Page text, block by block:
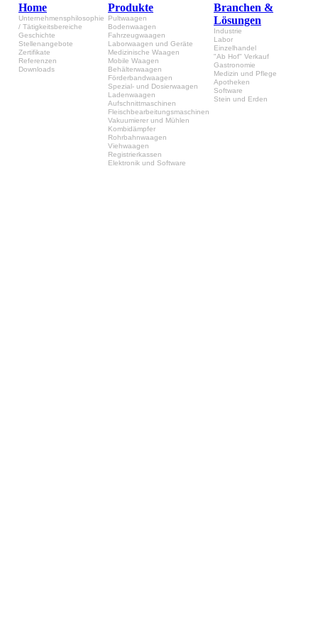
Home
Unternehmensphilosophie
/ Tätigkeitsbereiche
Geschichte
Stellenangebote
Zertifikate
Referenzen
Downloads
Produkte
Pultwaagen
Bodenwaagen
Fahrzeugwaagen
Laborwaagen und Geräte
Medizinische Waagen
Mobile Waagen
Behälterwaagen
Förderbandwaagen
Spezial- und Dosierwaagen
Ladenwaagen
Aufschnittmaschinen
Fleischbearbeitungsmaschinen
Vakuumierer und Mühlen
Kombidämpfer
Rohrbahnwaagen
Viehwaagen
Registrierkassen
Elektronik und Software
Branchen &
Lösungen
Industrie
Labor
Einzelhandel
"Ab Hof" Verkauf
Gastronomie
Medizin und Pflege
Apotheken
Software
Stein und Erden